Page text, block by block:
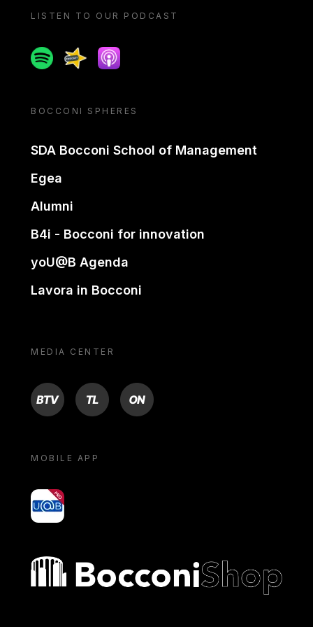
LISTEN TO OUR PODCAST
SpotifySpreakerApple podcast
BOCCONI SPHERES
SDA Bocconi School of Management
Egea
Alumni
B4i - Bocconi for innovation
yoU@B Agenda
Lavora in Bocconi
MEDIA CENTER
BTV TL ON
MOBILE APP
yoU@B
Bocconi shop